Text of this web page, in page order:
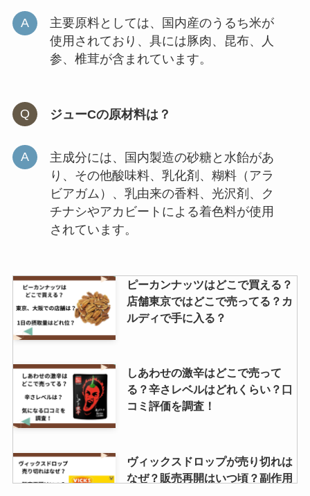
主要原料としては、国内産のうるち米が
使用されており、具には豚肉、昆布、人
参、椎茸が含まれています。
ジューCの原材料は？
主成分には、国内製造の砂糖と水飴があ
り、その他酸味料、乳化剤、糊料（アラ
ビアガム）、乳由来の香料、光沢剤、ク
チナシやアカビートによる着色料が使用
されています。
ピーカンナッツはどこで買える？
店舗東京ではどこで売ってる？カ
ルディで手に入る？
しあわせの激辛はどこで売って
る？辛さレベルはどれくらい？口
コミ評価を調査！
ヴィックスドロップが売り切れは
なぜ？販売再開はいつ頃？副作用